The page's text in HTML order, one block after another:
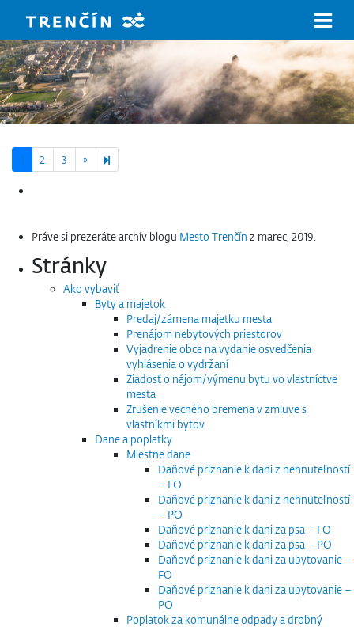
1 2 3 » Next page
7
Práve si prezeráte archív blogu Mesto Trenčín z marec, 2019.
Stránky
Ako vybaviť
Byty a majetok
Predaj/zámena majetku mesta
Prenájom nebytových priestorov
Vyjadrenie obce na vydanie osvedčenia
vyhlásenia o vydržaní
Žiadosť o nájom/výmenu bytu vo vlastníctve
mesta
Zrušenie vecného bremena v zmluve s
vlastníkmi bytov
Dane a poplatky
Miestne dane
Daňové priznanie k dani z nehnuteľností
– FO
Daňové priznanie k dani z nehnuteľností
– PO
Daňové priznanie k dani za psa – FO
Daňové priznanie k dani za psa – PO
Daňové priznanie k dani za ubytovanie –
FO
Daňové priznanie k dani za ubytovanie –
PO
Poplatok za komunálne odpady a drobný